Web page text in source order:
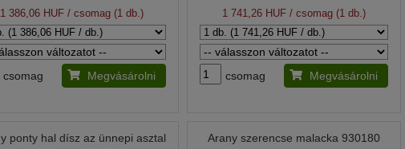
1 386,06 HUF/ csomag (1 db.)
csomag Megvásárolni
1 741,26 HUF/ csomag (1 db.)
csomag Megvásárolni
ponty hal dísz az ünnepi asztal
Arany szerencse malacka 930180